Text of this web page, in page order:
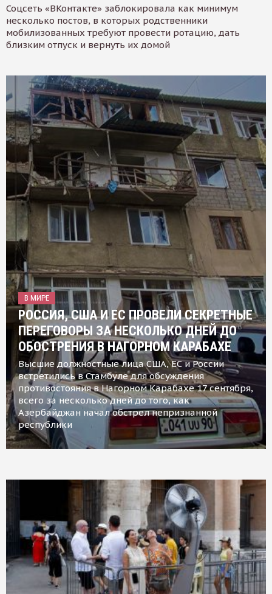
Соцсеть «ВКонтакте» заблокировала как минимум
несколько постов, в которых родственники
мобилизованных требуют провести ротацию, дать
близким отпуск и вернуть их домой
В МИРЕ
РОССИЯ, США И ЕС ПРОВЕЛИ СЕКРЕТНЫЕ
ПЕРЕГОВОРЫ ЗА НЕСКОЛЬКО ДНЕЙ ДО
ОБОСТРЕНИЯ В НАГОРНОМ КАРАБАХЕ
Высшие должностные лица США, ЕС и России
встретились в Стамбуле для обсуждения
противостояния в Нагорном Карабахе 17 сентября,
всего за несколько дней до того, как
Азербайджан начал обстрел непризнанной
республики